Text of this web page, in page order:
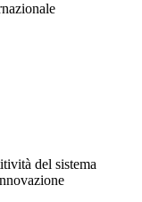
del sistema